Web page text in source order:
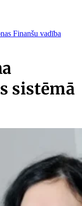
Finanšu vadība
sistēmā